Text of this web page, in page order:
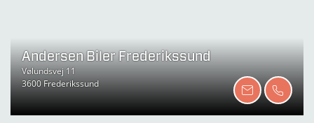
Andersen Biler Frederikssund
Vølundsvej 11
3600 Frederikssund